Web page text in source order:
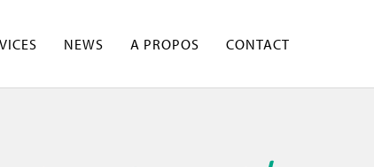
NEWS A PROPOS CONTACT